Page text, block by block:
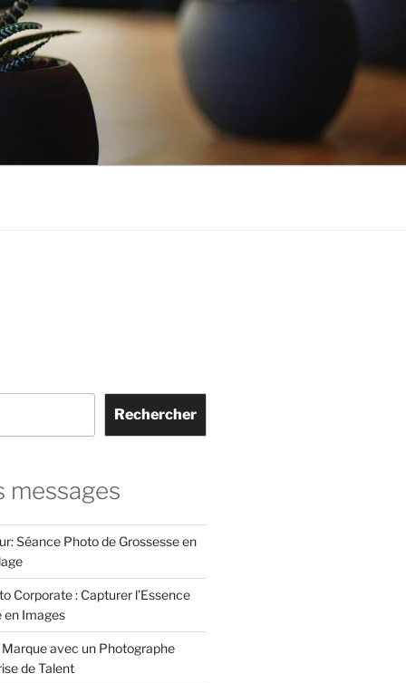
Rechercher
messages
Séance Photo de Grossesse en
Corporate : Capturer l’Essence
en Images
avec un Photographe
de Talent